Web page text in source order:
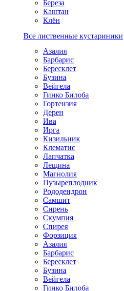
Береза
Каштан
Клён
Все лиственные кустариники
Азалия
Барбарис
Бересклет
Бузина
Вейгела
Гинко Билоба
Гортензия
Дерен
Ива
Ирга
Кизильник
Клематис
Лапчатка
Лещина
Магнолия
Пузыреплодник
Рододендрон
Самшит
Сирень
Скумпия
Спирея
Форзиция
Азалия
Барбарис
Бересклет
Бузина
Вейгела
Гинко Билоба